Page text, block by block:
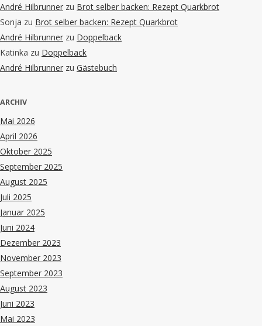
André Hilbrunner zu Brot selber backen: Rezept Quarkbrot
Sonja zu Brot selber backen: Rezept Quarkbrot
André Hilbrunner zu Doppelback
Katinka zu Doppelback
André Hilbrunner zu Gästebuch
ARCHIV
Mai 2026
April 2026
Oktober 2025
September 2025
August 2025
Juli 2025
Januar 2025
Juni 2024
Dezember 2023
November 2023
September 2023
August 2023
Juni 2023
Mai 2023